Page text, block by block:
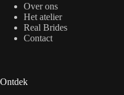
Over ons
Het atelier
Real Brides
Contact
Ontdek